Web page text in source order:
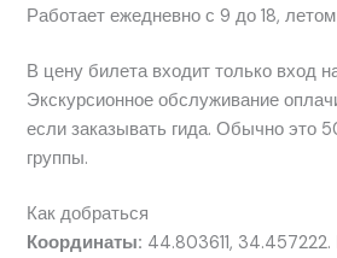
Работает ежедневно с 9 до 18, летом
В цену билета входит только вход
Экскурсионное обслуживание
если заказывать гида. Обычно это
группы.
Как добраться
Координаты: 44.803611,